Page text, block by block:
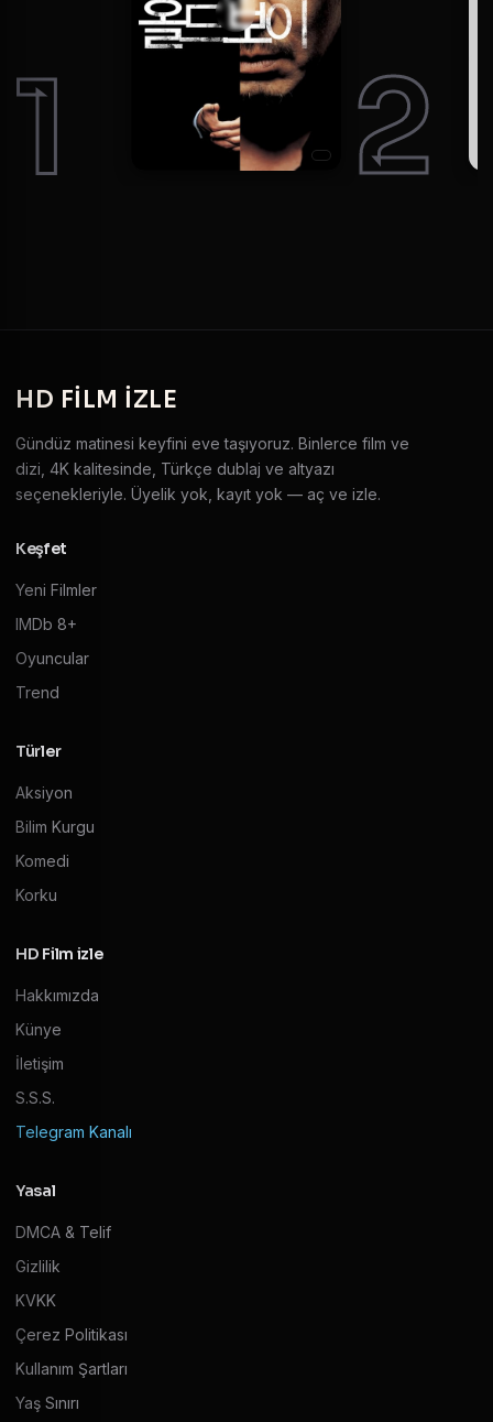
1 2
HD FILM IZLE
Gündüz matinesi keyfini eve taşıyoruz. Binlerce film ve
dizi, 4K kalitesinde, Türkçe dublaj ve altyazı
seçenekleriyle. Üyelik yok, kayıt yok — aç ve izle.
Keşfet
Yeni Filmler
IMDb 8+
Oyuncular
Trend
Türler
Aksiyon
Bilim Kurgu
Komedi
Korku
HD Film izle
Hakkımızda
Künye
İletişim
S.S.S.
Telegram Kanalı
Yasal
DMCA & Telif
Gizlilik
KVKK
Çerez Politikası
Kullanım Şartları
Yaş Sınırı